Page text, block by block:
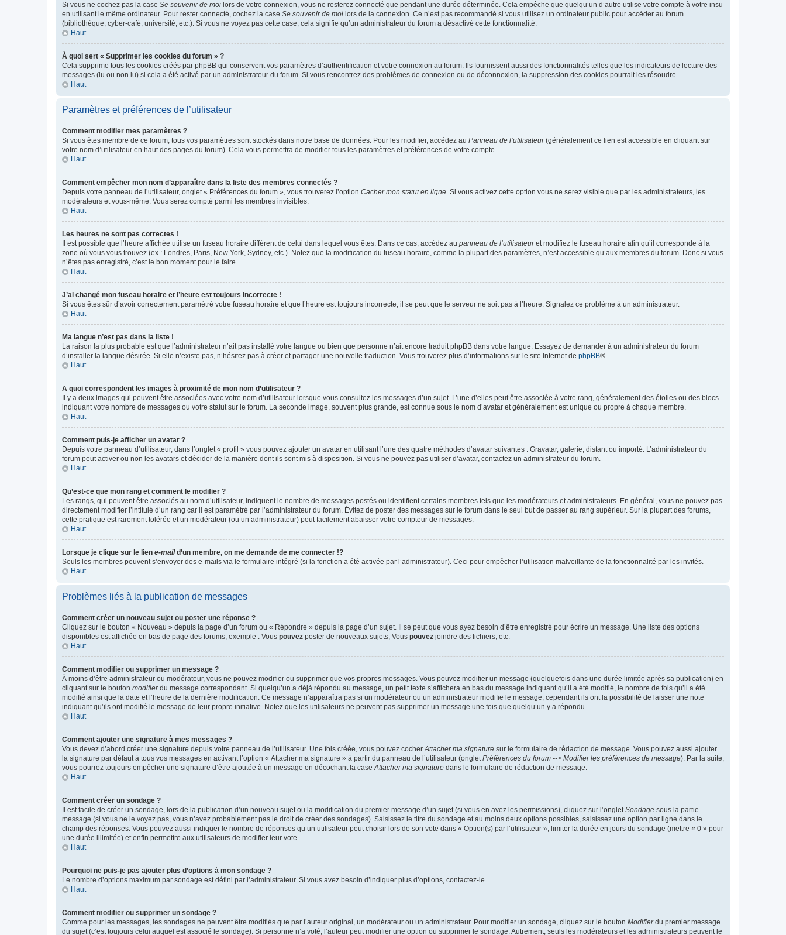
Si vous ne cochez pas la case Se souvenir de moi lors de votre connexion, vous ne resterez connecté que pendant une durée déterminée. Cela empêche que quelqu’un d’autre utilise votre compte à votre insu
en utilisant le même ordinateur. Pour rester connecté, cochez la case Se souvenir de moi lors de la connexion. Ce n’est pas recommandé si vous utilisez un ordinateur public pour accéder au forum
(bibliothèque, cyber-café, université, etc.). Si vous ne voyez pas cette case, cela signifie qu’un administrateur du forum a désactivé cette fonctionnalité.
Haut
À quoi sert « Supprimer les cookies du forum » ?
Cela supprime tous les cookies créés par phpBB qui conservent vos paramètres d’authentification et votre connexion au forum. Ils fournissent aussi des fonctionnalités telles que les indicateurs de lecture des
messages (lu ou non lu) si cela a été activé par un administrateur du forum. Si vous rencontrez des problèmes de connexion ou de déconnexion, la suppression des cookies pourrait les résoudre.
Haut
Paramètres et préférences de l’utilisateur
Comment modifier mes paramètres ?
Si vous êtes membre de ce forum, tous vos paramètres sont stockés dans notre base de données. Pour les modifier, accédez au Panneau de l’utilisateur(généralement ce lien est accessible en cliquant sur
votre nom d’utilisateur en haut des pages du forum). Cela vous permettra de modifier tous les paramètres et préférences de votre compte.
Haut
Comment empêcher mon nom d’apparaître dans la liste des membres connectés ?
Depuis votre panneau de l’utilisateur, onglet « Préférences du forum », vous trouverez l’option Cacher mon statut en ligne. Si vous activez cette option vous ne serez visible que par les administrateurs, les
modérateurs et vous-même. Vous serez compté parmi les membres invisibles.
Haut
Les heures ne sont pas correctes !
Il est possible que l’heure affichée utilise un fuseau horaire différent de celui dans lequel vous êtes. Dans ce cas, accédez au panneau de l’utilisateuret modifiez le fuseau horaire afin qu’il corresponde à la
zone où vous vous trouvez (ex : Londres, Paris, New York, Sydney, etc.). Notez que la modification du fuseau horaire, comme la plupart des paramètres, n’est accessible qu’aux membres du forum. Donc si vous
n’êtes pas enregistré, c’est le bon moment pour le faire.
Haut
J’ai changé mon fuseau horaire et l’heure est toujours incorrecte !
Si vous êtes sûr d’avoir correctement paramétré votre fuseau horaire et que l’heure est toujours incorrecte, il se peut que le serveur ne soit pas à l’heure. Signalez ce problème à un administrateur.
Haut
Ma langue n’est pas dans la liste !
La raison la plus probable est que l’administrateur n’ait pas installé votre langue ou bien que personne n’ait encore traduit phpBB dans votre langue. Essayez de demander à un administrateur du forum
d’installer la langue désirée. Si elle n’existe pas, n’hésitez pas à créer et partager une nouvelle traduction. Vous trouverez plus d’informations sur le site Internet de phpBB®.
Haut
A quoi correspondent les images à proximité de mon nom d’utilisateur ?
Il y a deux images qui peuvent être associées avec votre nom d’utilisateur lorsque vous consultez les messages d’un sujet. L’une d’elles peut être associée à votre rang, généralement des étoiles ou des blocs
indiquant votre nombre de messages ou votre statut sur le forum. La seconde image, souvent plus grande, est connue sous le nom d’avatar et généralement est unique ou propre à chaque membre.
Haut
Comment puis-je afficher un avatar ?
Depuis votre panneau d’utilisateur, dans l’onglet « profil » vous pouvez ajouter un avatar en utilisant l’une des quatre méthodes d’avatar suivantes : Gravatar, galerie, distant ou importé. L’administrateur du
forum peut activer ou non les avatars et décider de la manière dont ils sont mis à disposition. Si vous ne pouvez pas utiliser d’avatar, contactez un administrateur du forum.
Haut
Qu’est-ce que mon rang et comment le modifier ?
Les rangs, qui peuvent être associés au nom d’utilisateur, indiquent le nombre de messages postés ou identifient certains membres tels que les modérateurs et administrateurs. En général, vous ne pouvez pas
directement modifier l’intitulé d’un rang car il est paramétré par l’administrateur du forum. Évitez de poster des messages sur le forum dans le seul but de passer au rang supérieur. Sur la plupart des forums,
cette pratique est rarement tolérée et un modérateur (ou un administrateur) peut facilement abaisser votre compteur de messages.
Haut
Lorsque je clique sur le lien e-maild’un membre, on me demande de me connecter !?
Seuls les membres peuvent s’envoyer des e-mails via le formulaire intégré (si la fonction a été activée par l’administrateur). Ceci pour empêcher l’utilisation malveillante de la fonctionnalité par les invités.
Haut
Problèmes liés à la publication de messages
Comment créer un nouveau sujet ou poster une réponse ?
Cliquez sur le bouton « Nouveau » depuis la page d’un forum ou « Répondre » depuis la page d’un sujet. Il se peut que vous ayez besoin d’être enregistré pour écrire un message. Une liste des options
disponibles est affichée en bas de page des forums, exemple : Vous pouvez poster de nouveaux sujets, Vous pouvez joindre des fichiers, etc.
Haut
Comment modifier ou supprimer un message ?
À moins d’être administrateur ou modérateur, vous ne pouvez modifier ou supprimer que vos propres messages. Vous pouvez modifier un message (quelquefois dans une durée limitée après sa publication) en
cliquant sur le bouton modifierdu message correspondant. Si quelqu’un a déjà répondu au message, un petit texte s’affichera en bas du message indiquant qu’il a été modifié, le nombre de fois qu’il a été
modifié ainsi que la date et l’heure de la dernière modification. Ce message n’apparaîtra pas si un modérateur ou un administrateur modifie le message, cependant ils ont la possibilité de laisser une note
indiquant qu’ils ont modifié le message de leur propre initiative. Notez que les utilisateurs ne peuvent pas supprimer un message une fois que quelqu’un y a répondu.
Haut
Comment ajouter une signature à mes messages ?
Vous devez d’abord créer une signature depuis votre panneau de l’utilisateur. Une fois créée, vous pouvez cocherAttacher ma signature sur le formulaire de rédaction de message. Vous pouvez aussi ajouter
la signature par défaut à tous vos messages en activant l’option « Attacher ma signature » à partir du panneau de l’utilisateur (ongletPréférences du forum --> Modifier les préférences de message). Par la suite,
vous pourrez toujours empêcher une signature d’être ajoutée à un message en décochant la caseAttacher ma signature dans le formulaire de rédaction de message.
Haut
Comment créer un sondage ?
Il est facile de créer un sondage, lors de la publication d’un nouveau sujet ou la modification du premier message d’un sujet (si vous en avez les permissions), cliquez sur l’ongletSondage sous la partie
message (si vous ne le voyez pas, vous n’avez probablement pas le droit de créer des sondages). Saisissez le titre du sondage et au moins deux options possibles, saisissez une option par ligne dans le
champ des réponses. Vous pouvez aussi indiquer le nombre de réponses qu’un utilisateur peut choisir lors de son vote dans « Option(s) par l’utilisateur », limiter la durée en jours du sondage (mettre « 0 » pour
une durée illimitée) et enfin permettre aux utilisateurs de modifier leur vote.
Haut
Pourquoi ne puis-je pas ajouter plus d’options à mon sondage ?
Le nombre d’options maximum par sondage est défini par l’administrateur. Si vous avez besoin d’indiquer plus d’options, contactez-le.
Haut
Comment modifier ou supprimer un sondage ?
Comme pour les messages, les sondages ne peuvent être modifiés que par l’auteur original, un modérateur ou un administrateur. Pour modifier un sondage, cliquez sur le bouton Modifierdu premier message
du sujet (c’est toujours celui auquel est associé le sondage). Si personne n’a voté, l’auteur peut modifier une option ou supprimer le sondage. Autrement, seuls les modérateurs et les administrateurs peuvent le